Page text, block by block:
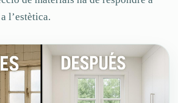
l’estètica.